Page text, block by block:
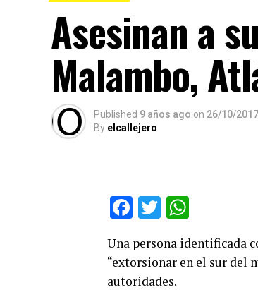
Asesinan a
Malambo,
Published 9 años ago on 26/10/2017
By elcallejero
Facebook
Twitter
Una persona identificada
“extorsionar en el sur del
autoridades.